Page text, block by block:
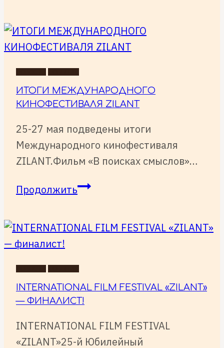
«КРЫЛАТЫЙ
БАРС»
ИТОГИ МЕЖДУНАРОДНОГО
КИНОФЕСТИВАЛЯ ZILANT
25-27 мая подведены итоги
Международного кинофестиваля
ZILANT.Фильм «В поисках смыслов»…
ПродолжитьИТОГИ
ZILANT
INTERNATIONAL FILM FESTIVAL «ZILANT»
— ФИНАЛИСТ!
INTERNATIONAL FILM FESTIVAL
«ZILANT»25-й Юбилейный